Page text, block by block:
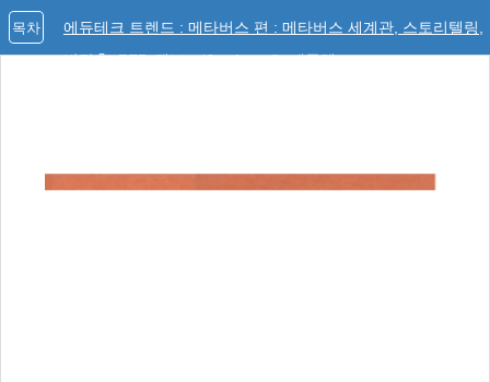
에듀테크 트렌드 : 메타버스 편 : 메타버스 세계관, 스토리텔링,
방탈출, ZEP, 잼보드(Jamboard), 패들렛
목차